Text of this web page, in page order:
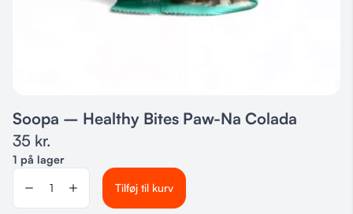
Soopa – Healthy Bites Paw-Na Colada
35 kr.
1 på lager
Tilføj til kurv